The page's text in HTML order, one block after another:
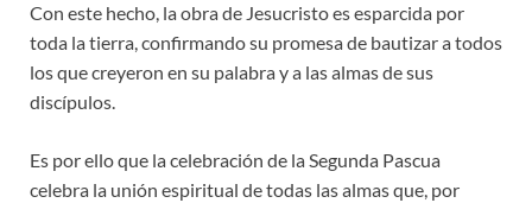
Con este hecho, la obra de Jesucristo es esparcida por
toda la tierra, confirmando su promesa de bautizar a todos
los que creyeron en su palabra y a las almas de sus
discípulos.
Es por ello que la celebración de la Segunda Pascua
celebra la unión espiritual de todas las almas que, por